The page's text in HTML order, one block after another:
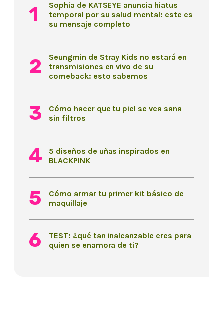
Sophia de KATSEYE anuncia hiatus
temporal por su salud mental: este es
su mensaje completo
Seungmin de Stray Kids no estará en
transmisiones en vivo de su
comeback: esto sabemos
Cómo hacer que tu piel se vea sana
sin filtros
5 diseños de uñas inspirados en
BLACKPINK
Cómo armar tu primer kit básico de
maquillaje
TEST: ¿qué tan inalcanzable eres para
quien se enamora de ti?